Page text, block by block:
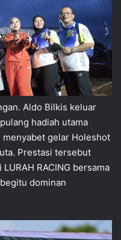
Aldo Bilkis keluar
hadiah utama
gelar Holeshot
Prestasi tersebut
RACING bersama
dominan